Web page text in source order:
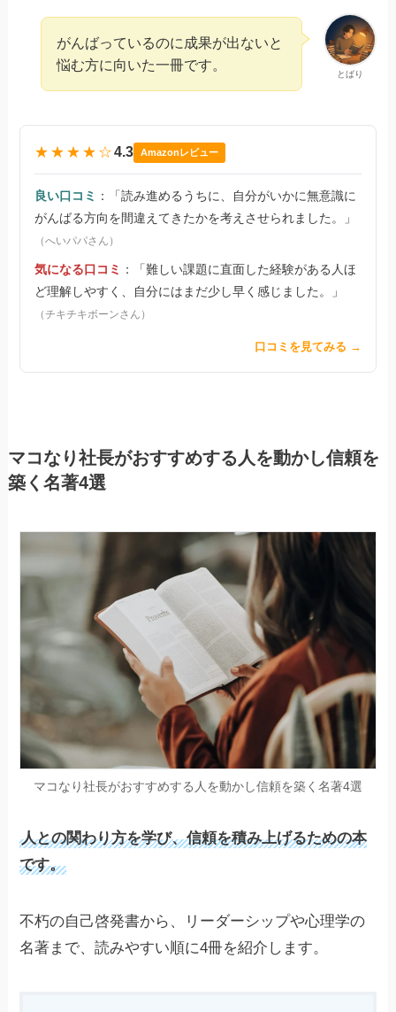
とばり
がんばっているのに成果が出ないと
悩む方に向いた一冊です。
★★★★☆4.3 Amazonレビュー
良い口コミ
：「読み進めるうちに、自分がいかに無意識に
がんばる方向を間違えてきたかを考えさせられました。」
（へいパパさん）
気になる口コミ
：「難しい課題に直面した経験がある人ほ
ど理解しやすく、自分にはまだ少し早く感じました。」
（チキチキボーンさん）
口コミを見てみる →
マコなり社長がおすすめする人を動かし信頼を
築く名著4選
マコなり社長がおすすめする人を動かし信頼を築く名著4選
人との関わり方を学び、信頼を積み上げるための本
です。
不朽の自己啓発書から、リーダーシップや心理学の
名著まで、読みやすい順に4冊を紹介します。